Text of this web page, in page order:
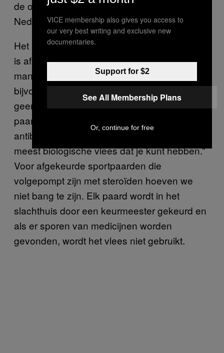
de overgebleven paardenslagers zijn in
Nederland op anderhalve hand te tellen.
Het paardenvlees dat ze bij Ernste verkopen
is afkomstig van Nederlandse
manegepaarden die te oud zijn geworden of
bijvoorbeeld een been breken. “Er wordt
geen water aan het vlees toegevoegd en de
paarden kregen tijdens hun levens nul
antibiotica,” legt Appie uit. “Het is echt het
meest biologische vlees dat je kunt hebben.”
Voor afgekeurde sportpaarden die
volgepompt zijn met steroïden hoeven we
niet bang te zijn. Elk paard wordt in het
slachthuis door een keurmeester gekeurd en
als er sporen van medicijnen worden
gevonden, wordt het vlees niet gebruikt.
VICE membership also gives you access to
our very best writing and exclusive new
documentaries.
Support for $2
See All Membership Plans
Or, continue for free